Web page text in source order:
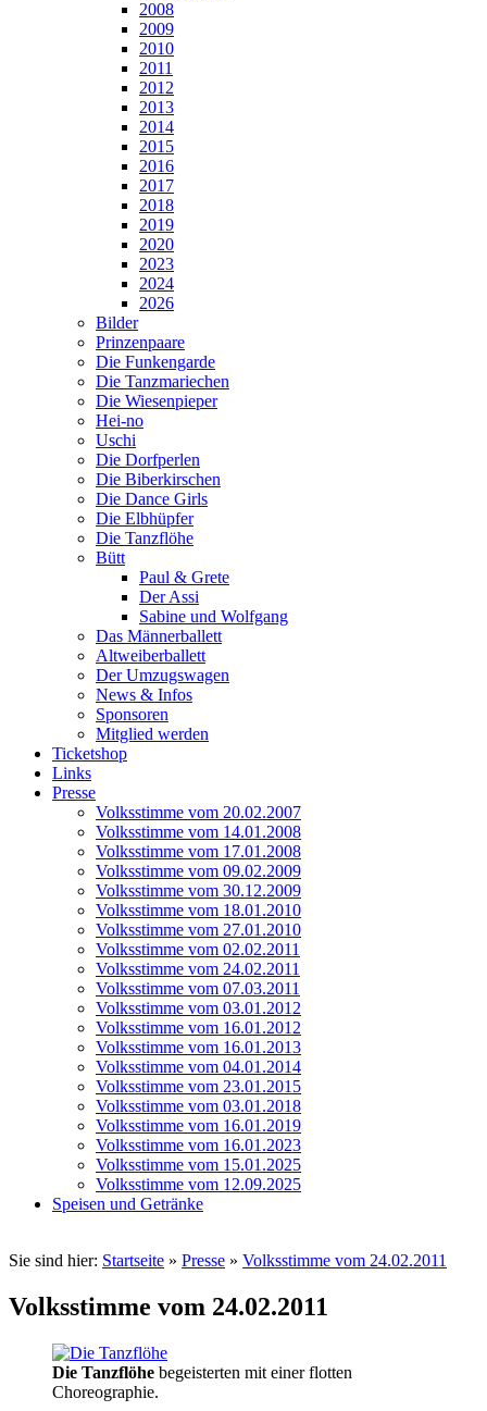
2008
2009
2010
2011
2012
2013
2014
2015
2016
2017
2018
2019
2020
2023
2024
2026
Bilder
Prinzenpaare
Die Funkengarde
Die Tanzmariechen
Die Wiesenpieper
Hei-no
Uschi
Die Dorfperlen
Die Biberkirschen
Die Dance Girls
Die Elbhüpfer
Die Tanzflöhe
Bütt
Paul & Grete
Der Assi
Sabine und Wolfgang
Das Männerballett
Altweiberballett
Der Umzugswagen
News & Infos
Sponsoren
Mitglied werden
Ticketshop
Links
Presse
Volksstimme vom 20.02.2007
Volksstimme vom 14.01.2008
Volksstimme vom 17.01.2008
Volksstimme vom 09.02.2009
Volksstimme vom 30.12.2009
Volksstimme vom 18.01.2010
Volksstimme vom 27.01.2010
Volksstimme vom 02.02.2011
Volksstimme vom 24.02.2011
Volksstimme vom 07.03.2011
Volksstimme vom 03.01.2012
Volksstimme vom 16.01.2012
Volksstimme vom 16.01.2013
Volksstimme vom 04.01.2014
Volksstimme vom 23.01.2015
Volksstimme vom 03.01.2018
Volksstimme vom 16.01.2019
Volksstimme vom 16.01.2023
Volksstimme vom 15.01.2025
Volksstimme vom 12.09.2025
Speisen und Getränke
Sie sind hier: Startseite » Presse » Volksstimme vom 24.02.2011
Volksstimme vom 24.02.2011
Die Tanzflöhe begeisterten mit einer flotten
Choreographie.